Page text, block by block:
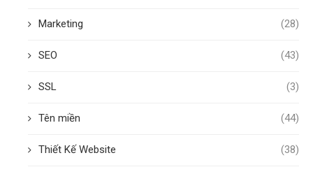
Marketing (28)
SEO (43)
SSL (3)
Tên miền (44)
Thiết Kế Website (38)